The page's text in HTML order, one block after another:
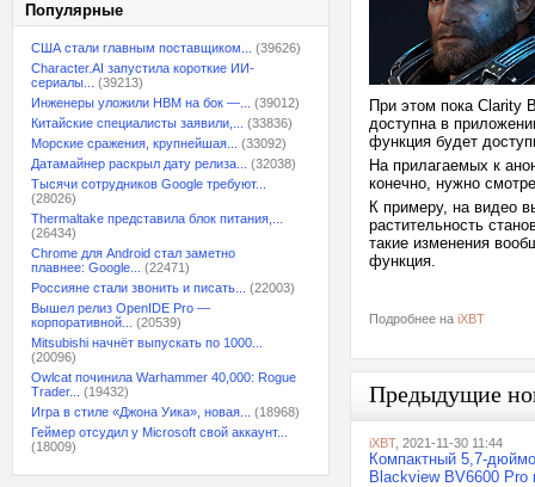
Популярные
США стали главным поставщиком...
(39626)
Character.AI запустила короткие ИИ-
сериалы...
(39213)
Инженеры уложили HBM на бок —...
(39012)
Китайские специалисты заявили,...
(33836)
Морские сражения, крупнейшая...
(33092)
Датамайнер раскрыл дату релиза...
(32038)
Тысячи сотрудников Google требуют...
(28026)
Thermaltake представила блок питания,...
(26434)
Chrome для Android стал заметно
плавнее: Google...
(22471)
Россияне стали звонить и писать...
(22003)
Вышел релиз OpenIDE Pro —
корпоративной...
(20539)
Mitsubishi начнёт выпускать по 1000...
(20096)
Owlcat починила Warhammer 40,000: Rogue
Trader...
(19432)
Игра в стиле «Джона Уика», новая...
(18968)
Геймер отсудил у Microsoft свой аккаунт...
(18009)
При этом пока Clarity
доступна в
функция будет
На прилагаемых к
конечно, нужно
К примеру, на видео
растительность
такие изменения
функция.
Подробнее на iXBT
Предыдущие
iXBT, 2021-11-30 11:44
Компактный 5,7-
Blackview BV6600